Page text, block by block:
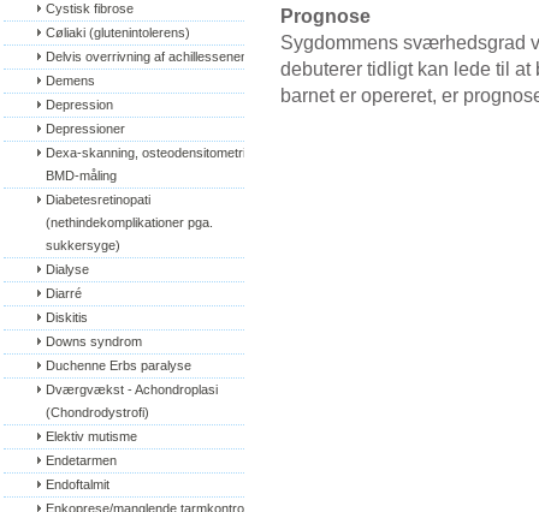
Cystisk fibrose
Cøliaki (glutenintolerens)
Delvis overrivning af achillessenen
Demens
Depression
Depressioner
Dexa-skanning, osteodensitometri,
BMD-måling
Diabetesretinopati
(nethindekomplikationer pga.
sukkersyge)
Dialyse
Diarré
Diskitis
Downs syndrom
Duchenne Erbs paralyse
Dværgvækst - Achondroplasi
(Chondrodystrofi)
Elektiv mutisme
Endetarmen
Endoftalmit
Enkoprese/manglende tarmkontrol
Prognose
Sygdommens sværhedsgrad
debuterer tidligt kan lede til at
barnet er opereret, er